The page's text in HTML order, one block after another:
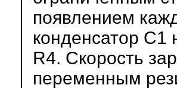
появлением
конденсатор С1
R4. Скорость
переменным